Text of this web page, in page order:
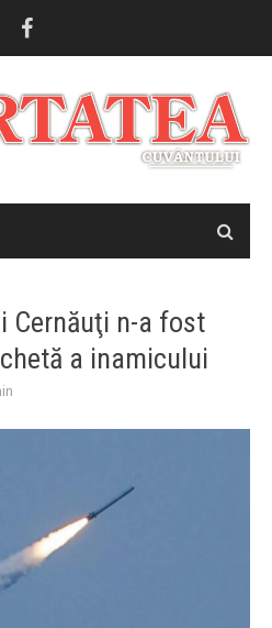
Cernăuţi n-a fost
a inamicului